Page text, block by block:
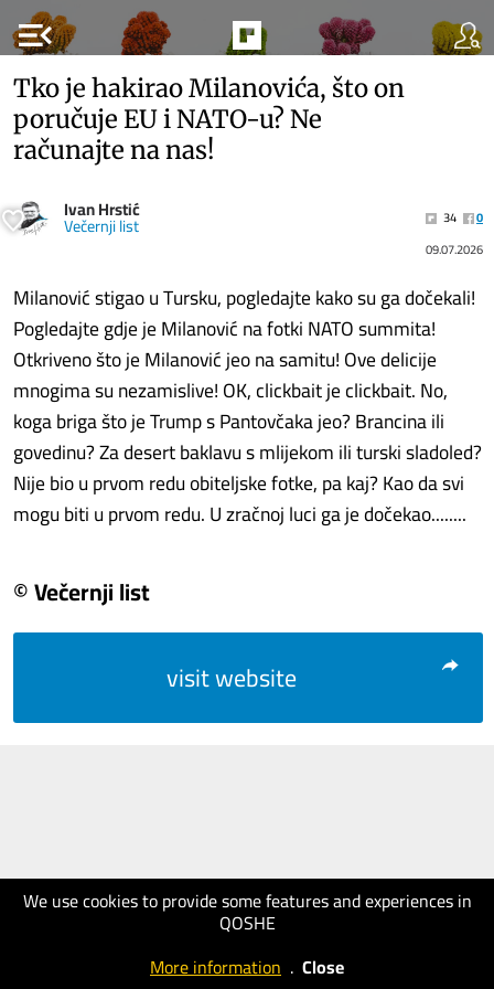
menu_open
We use cookies to provide some features and experiences in
QOSHE
More information . Close
Tko je hakirao Milanovića, što on
poručuje EU i NATO-u? Ne
računajte na nas!
Ivan Hrstić
Večernji list 34
0
09.07.2026
Milanović stigao u Tursku, pogledajte kako su ga dočekali!
Pogledajte gdje je Milanović na fotki NATO summita!
Otkriveno što je Milanović jeo na samitu! Ove delicije
mnogima su nezamislive! OK, clickbait je clickbait. No,
koga briga što je Trump s Pantovčaka jeo? Brancina ili
govedinu? Za desert baklavu s mlijekom ili turski sladoled?
Nije bio u prvom redu obiteljske fotke, pa kaj? Kao da svi
mogu biti u prvom redu. U zračnoj luci ga je dočekao........
© Večernji list
visit website